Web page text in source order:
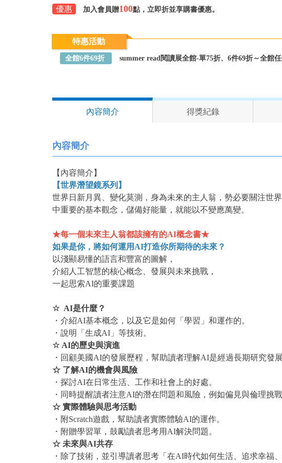
優惠 加入會員贈100點，立即折並享購書優惠。
特惠活動
全館6件69折 summer read閱讀展全館-單75折、6件69折～全館
內容簡介 得獎紀錄
內容簡介
【內容簡介】
【世界潛望鏡系列】
世界日新月異、變化莫測，身為未來的主人翁，勢必要關注世
中重要的基本觀念，儲備好能量，就能以不變應萬變。
★每一個未來主人翁都該擁有的AI概念書★
如果是你，將如何運用AI打造你所期待的未來？
以淺顯易懂的語言和豐富的圖解，
介紹人工智慧的核心概念、發展與未來挑戰，
一起思索AI的重要課題
☆ AI是什麼？
・介紹AI基本概念，以及它是如何「學習」和運作的。
・說明「生成AI」等技術。
☆ AI的歷史與演進
・回顧美國AI的發展歷程，幫助讀者理解AI是經過長期研究發展
☆ 了解AI的機會與風險
・探討AI在日常生活、工作和社會上的好處。
・同時提醒讀者注意AI的潛在問題和風險，例如偏見與倫理挑戰
☆ 實際體驗與思考活動
・附Scratch遊戲，幫助讀者實際體驗AI的運作。
・附贈學習單，鼓勵讀者思考用AI解決問題。
☆ 未來與AI共存
・除了技術，並引導讀者思考「在AI時代如何生活、追求幸福